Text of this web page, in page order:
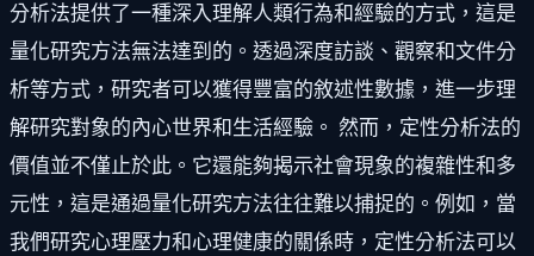
分析法提供了一種深入理解人類行為和經驗的方式，這是
量化研究方法無法達到的。透過深度訪談、觀察和文件分
析等方式，研究者可以獲得豐富的敘述性數據，進一步理
解研究對象的內心世界和生活經驗。 然而，定性分析法的
價值並不僅止於此。它還能夠揭示社會現象的複雜性和多
元性，這是通過量化研究方法往往難以捕捉的。例如，當
我們研究心理壓力和心理健康的關係時，定性分析法可以